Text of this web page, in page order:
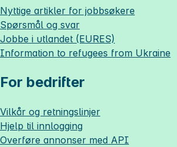
Nyttige artikler for jobbsøkere
Spørsmål og svar
Jobbe i utlandet (EURES)
Information to refugees from Ukraine
For bedrifter
Vilkår og retningslinjer
Hjelp til innlogging
Overføre annonser med API